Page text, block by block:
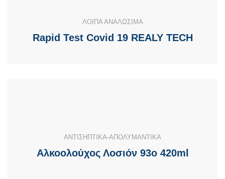
ΛΟΙΠΑ ΑΝΑΛΩΣΙΜΑ
Rapid Test Covid 19 REALY TECH
ΑΝΤΙΣΗΠΤΙΚΑ-ΑΠΟΛΥΜΑΝΤΙΚΑ
Αλκοολούχος Λοσιόν 93ο 420ml